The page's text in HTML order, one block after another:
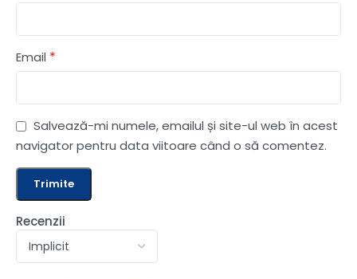
Recenzii
Email *
Salvează-mi numele, emailul și site-ul web în acest
navigator pentru data viitoare când o să comentez.